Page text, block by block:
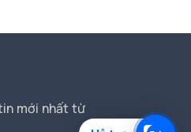
mới nhất từ